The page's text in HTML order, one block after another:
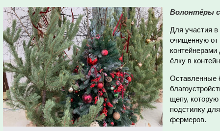
Волонтёры
Для участия в
очищенную от
ёлку в
Оставленные
щепу, которую
подстилку
фермеров.